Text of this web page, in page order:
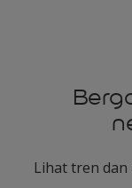
Lihat tren dan